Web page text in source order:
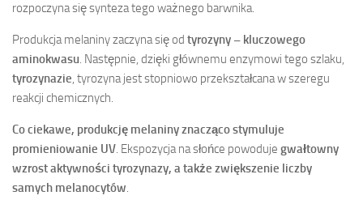
rozpoczyna się synteza tego ważnego barwnika.
Produkcja melaniny zaczyna się od tyrozyny – kluczowego
aminokwasu. Następnie, dzięki głównemu enzymowi tego szlaku,
tyrozynazie, tyrozyna jest stopniowo przekształcana w szeregu
reakcji chemicznych.
Co ciekawe, produkcję melaniny znacząco stymuluje
promieniowanie UV. Ekspozycja na słońce powoduje gwałtowny
wzrost aktywności tyrozynazy, a także zwiększenie liczby
samych melanocytów.